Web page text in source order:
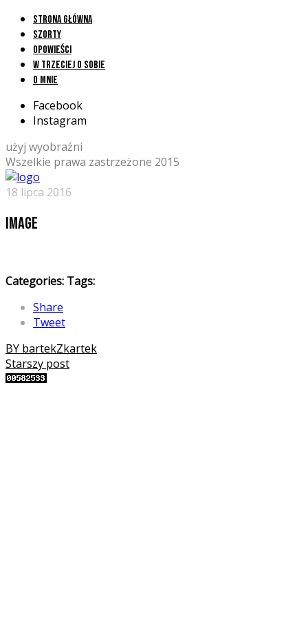
Strona główna
Szorty
Opowieści
W trzeciej o sobie
O mnie
Facebook
Instagram
użyj wyobraźni
Wszelkie prawa zastrzeżone 2015
18 lipca 2016
image
Categories: Tags:
Share
Tweet
BY bartekZkartek
Starszy post